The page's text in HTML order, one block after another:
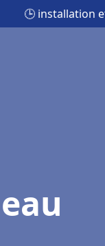
🕒 installation